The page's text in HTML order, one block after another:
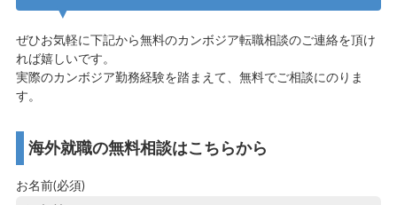
ぜひお気軽に下記から無料のカンボジア転職相談のご連絡を頂け
れば嬉しいです。
実際のカンボジア勤務経験を踏まえて、無料でご相談にのりま
す。
海外就職の無料相談はこちらから
お名前(必須)